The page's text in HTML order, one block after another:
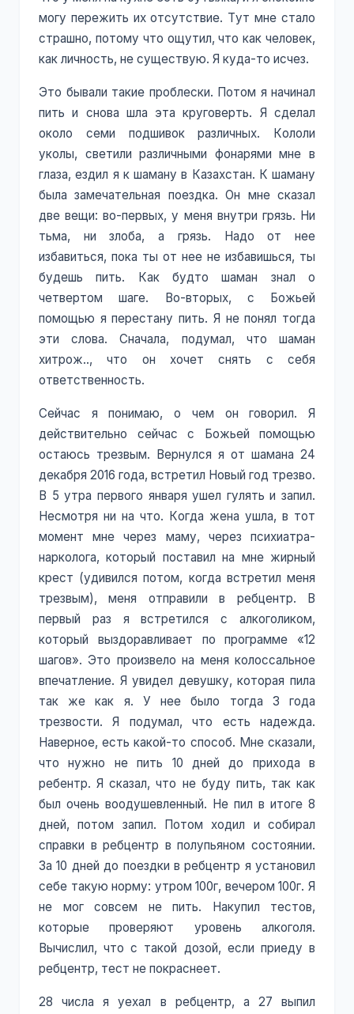
могу пережить их отсутствие. Тут мне стало
страшно, потому что ощутил, что как человек,
как личность, не существую. Я куда-то исчез.
Это бывали такие проблески. Потом я начинал
пить и снова шла эта круговерть. Я сделал
около семи подшивок различных. Кололи
уколы, светили различными фонарями мне в
глаза, ездил я к шаману в Казахстан. К шаману
была замечательная поездка. Он мне сказал
две вещи: во-первых, у меня внутри грязь. Ни
тьма, ни злоба, а грязь. Надо от нее
избавиться, пока ты от нее не избавишься, ты
будешь пить. Как будто шаман знал о
четвертом шаге. Во-вторых, с Божьей
помощью я перестану пить. Я не понял тогда
эти слова. Сначала, подумал, что шаман
хитрож.., что он хочет снять с себя
ответственность.
Сейчас я понимаю, о чем он говорил. Я
действительно сейчас с Божьей помощью
остаюсь трезвым. Вернулся я от шамана 24
декабря 2016 года, встретил Новый год трезво.
В 5 утра первого января ушел гулять и запил.
Несмотря ни на что. Когда жена ушла, в тот
момент мне через маму, через психиатра-
нарколога, который поставил на мне жирный
крест (удивился потом, когда встретил меня
трезвым), меня отправили в ребцентр. В
первый раз я встретился с алкоголиком,
который выздоравливает по программе «12
шагов». Это произвело на меня колоссальное
впечатление. Я увидел девушку, которая пила
так же как я. У нее было тогда 3 года
трезвости. Я подумал, что есть надежда.
Наверное, есть какой-то способ. Мне сказали,
что нужно не пить 10 дней до прихода в
ребентр. Я сказал, что не буду пить, так как
был очень воодушевленный. Не пил в итоге 8
дней, потом запил. Потом ходил и собирал
справки в ребцентр в полупьяном состоянии.
За 10 дней до поездки в ребцентр я установил
себе такую норму: утром 100г, вечером 100г. Я
не мог совсем не пить. Накупил тестов,
которые проверяют уровень алкоголя.
Вычислил, что с такой дозой, если приеду в
ребцентр, тест не покраснеет.
28 числа я уехал в ребцентр, а 27 выпил